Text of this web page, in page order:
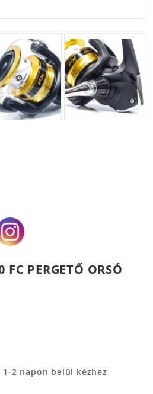
PERGETŐ ORSÓ
2 napon belül kézhez